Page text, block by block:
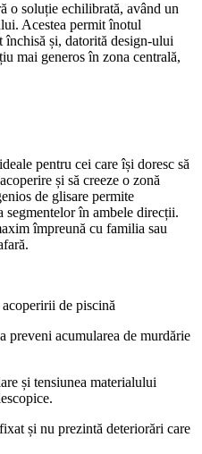
o soluție echilibrată, având un
Acestea permit înotul
și, datorită design-ului
mai generos în zona centrală,
pentru cei care își doresc să
și să creeze o zonă
de glisare permite
segmentelor în ambele direcții.
împreună cu familia sau
de piscină
preveni acumularea de murdărie
și tensiunea materialului
și nu prezintă deteriorări care